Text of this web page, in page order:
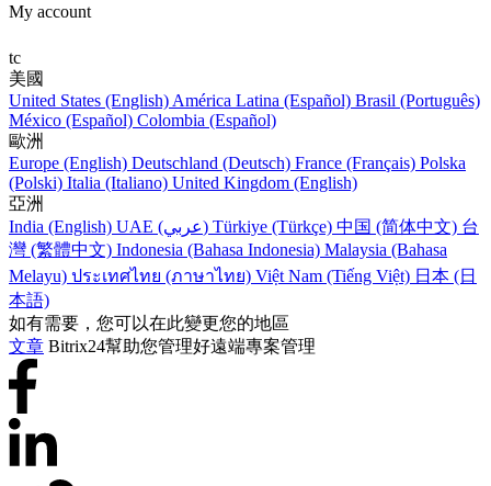
My account
tc
美國
United States (English) América Latina (Español) Brasil (Português)
México (Español) Colombia (Español)
歐洲
Europe (English) Deutschland (Deutsch) France (Français) Polska
(Polski) Italia (Italiano) United Kingdom (English)
亞洲
India (English)
UAE (عربي) Türkiye (Türkçe) 中国 (简体中文) 台
灣 (繁體中文) Indonesia (Bahasa Indonesia) Malaysia (Bahasa
Melayu) ประเทศไทย (ภาษาไทย) Việt Nam (Tiếng Việt) 日本 (日
本語)
如有需要，您可以在此變更您的地區
文章 Bitrix24幫助您管理好遠端專案管理